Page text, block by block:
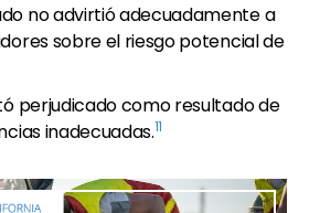
no advirtió adecuadamente a
sobre el riesgo potencial de
perjudicado como resultado de
inadecuadas.11